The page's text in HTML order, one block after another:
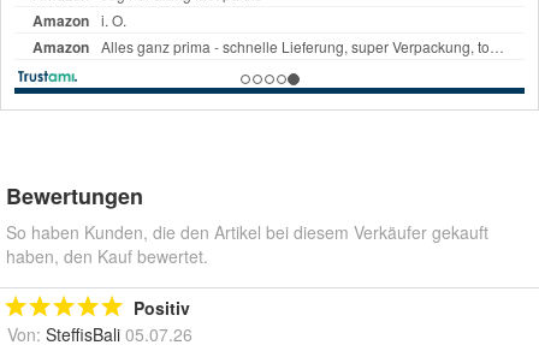
Bewertungen
So haben Kunden, die den Artikel bei diesem Verkäufer gekauft
haben, den Kauf bewertet.
Positiv
Von: SteffisBali 05.07.26